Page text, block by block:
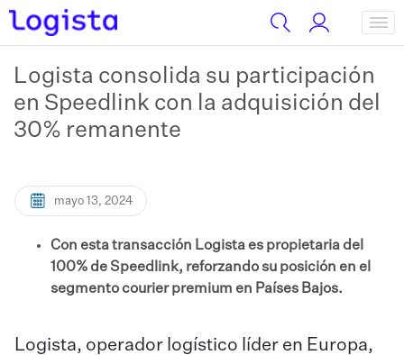
Logista consolida su participación
en Speedlink con la adquisición del
30% remanente
mayo 13, 2024
Con esta transacción Logista es propietaria del
100% de Speedlink, reforzando su posición en el
segmento courier premium en Países Bajos.
Logista, operador logístico líder en Europa,